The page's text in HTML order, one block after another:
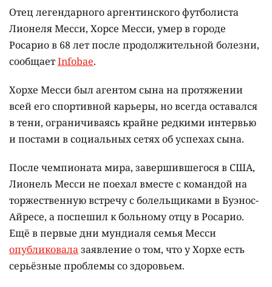
Отец легендарного аргентинского футболиста
Лионеля Месси, Хорсе Месси, умер в городе
Росарио в 68 лет после продолжительной болезни,
сообщаетInfobae.
Хорхе Месси был агентом сына на протяжении
всей его спортивной карьеры, но всегда оставался
в тени, ограничиваясь крайне редкими интервью
и постами в социальных сетях об успехах сына.
После чемпионата мира, завершившегося в США,
Лионель Месси не поехал вместе с командой на
торжественную встречу с болельщиками в Буэнос-
Айресе, а поспешил к больному отцу в Росарио.
Ещё в первые дни мундиаля семья Месси
опубликовалазаявление о том, что у Хорхе есть
серьёзные проблемы со здоровьем.